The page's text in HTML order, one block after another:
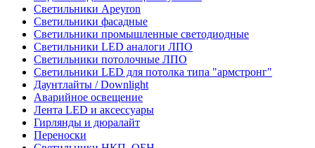
Светильники Apeyron
Светильники фасадные
Светильники промышленные светодиодные
Светильники LED аналоги ЛПО
Светильники потолочные ЛПО
Светильники LED для потолка типа "армстронг"
Даунтлайты / Downlight
Аварийное освещение
Лента LED и аксессуары
Гирлянды и дюралайт
Переноски